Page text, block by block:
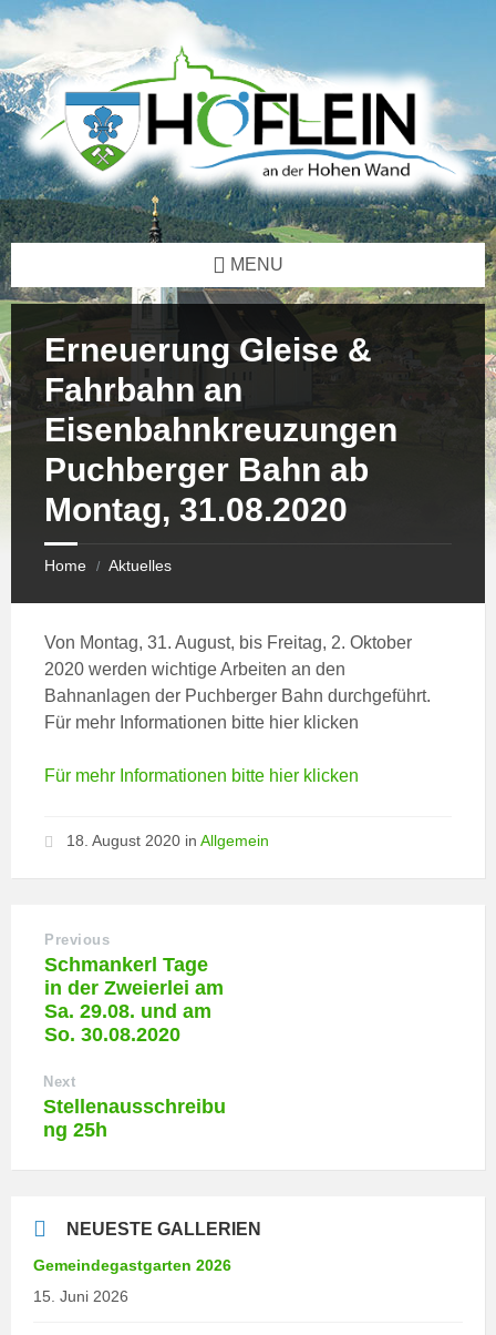
to
to
sidebar
to
sidebar
to
MENU
Erneuerung Gleise &
Fahrbahn an
Eisenbahnkreuzungen
Puchberger Bahn ab
Montag, 31.08.2020
Home / Aktuelles
Von Montag, 31. August, bis Freitag, 2. Oktober
2020 werden wichtige Arbeiten an den
Bahnanlagen der Puchberger Bahn durchgeführt.
Für mehr Informationen bitte hier klicken
Für mehr Informationen bitte hier klicken
18. August 2020 in Allgemein
Previous
Schmankerl Tage
in der Zweierlei am
Sa. 29.08. und am
So. 30.08.2020
Next
Stellenausschreibu
ng 25h
NEUESTE GALLERIEN
Gemeindegastgarten 2026
15. Juni 2026